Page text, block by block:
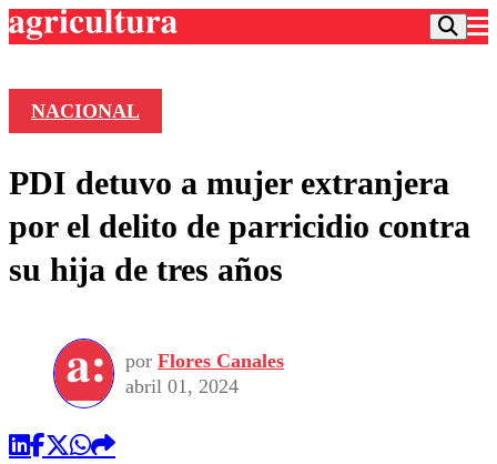
Frecuencias
Agricultura TV
Deportes
Colo Colo
Seleccion Chilena
Torneo Internacional
Entretención
Economía
Internacional
Publicaciones en medios
Opinión
NACIONAL
PDI detuvo a mujer extranjera
por el delito de parricidio contra
su hija de tres años
por Flores Canales
abril 01, 2024